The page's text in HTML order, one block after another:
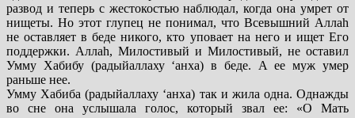
развод и теперь с жестокостью наблюдал, когда она умрет от
нищеты. Но этот глупец не понимал, что Всевышний Аллаh
не оставляет в беде никого, кто уповает на него и ищет Его
поддержки. Аллаh, Милостивый и Милостивый, не оставил
Умму Хабибу (радыйаллаху ‘анха) в беде. А ее муж умер
раньше нее.
Умму Хабиба (радыйаллаху ‘анха) так и жила одна. Однажды
во сне она услышала голос, который звал ее: «О Мать